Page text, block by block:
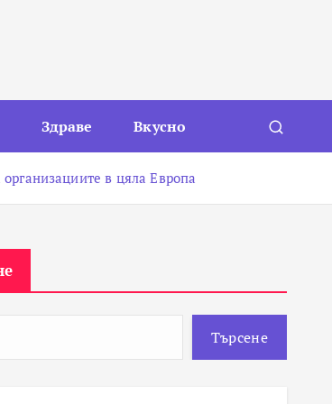
Здраве Вкусно
в цяла Европа
Търсене